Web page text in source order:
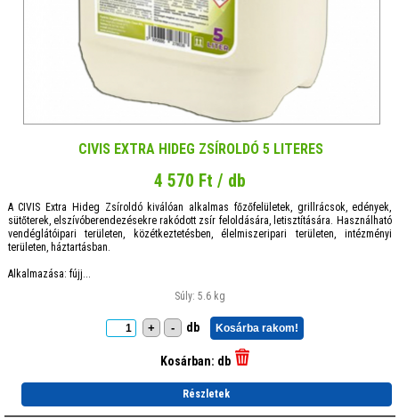
CIVIS EXTRA HIDEG ZSÍROLDÓ 5 LITERES
4 570 Ft / db
A CIVIS Extra Hideg Zsíroldó kiválóan alkalmas főzőfelületek, grillrácsok, edények,
sütőterek, elszívóberendezésekre rakódott zsír feloldására, letisztítására. Használható
vendéglátóipari területen, közétkeztetésben, élelmiszeripari területen, intézményi
területen, háztartásban.
Alkalmazása: fújj...
Súly: 5.6 kg
+ - db Kosárba rakom!
Kosárban: db
Részletek